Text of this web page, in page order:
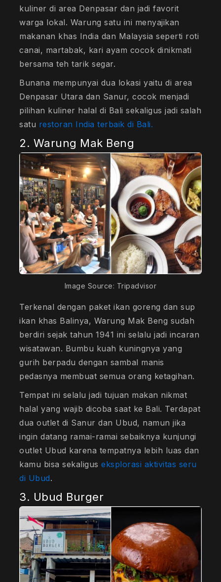
kuliner di area Denpasar dan jadi favorit
warga lokal. Warung satu ini menyajikan
makanan khas India dan Malaysia seperti roti
canai, martabak, kari ayam cocok dinikmati
bersama teh tarik segar.
Bunana mempunyai dua lokasi yaitu di area
Denpasar Utara dan Sanur, cocok menjadi
pilihan kuliner halal di Bali sekaligus jadi salah
satu restoran India terbaik di Bali.
2. Warung Mak Beng
Image Source: Tripadvisor
Terkenal dengan paket ikan goreng dan sup
ikan khas Balinya, Warung Mak Beng sudah
berdiri sejak tahun 1941 ini selalu jadi incaran
wisatawan. Bumbu kuah kuningnya yang
gurih berpadu dengan sambal manis
pedasnya membuat semua orang ketagihan.
Tempat ini selalu jadi tujuan makan nikmat
halal yang wajib dicoba saat ke Bali. Terdapat
dua outlet di Sanur dan Ubud, namun jika
ingin datang ramai-ramai sebaiknya kunjungi
outlet Ubud karena tempatnya lebih luas dan
kamu bisa sekaliguseksplorasi aktivitas seru
di Ubud.
3. Ubud Burger